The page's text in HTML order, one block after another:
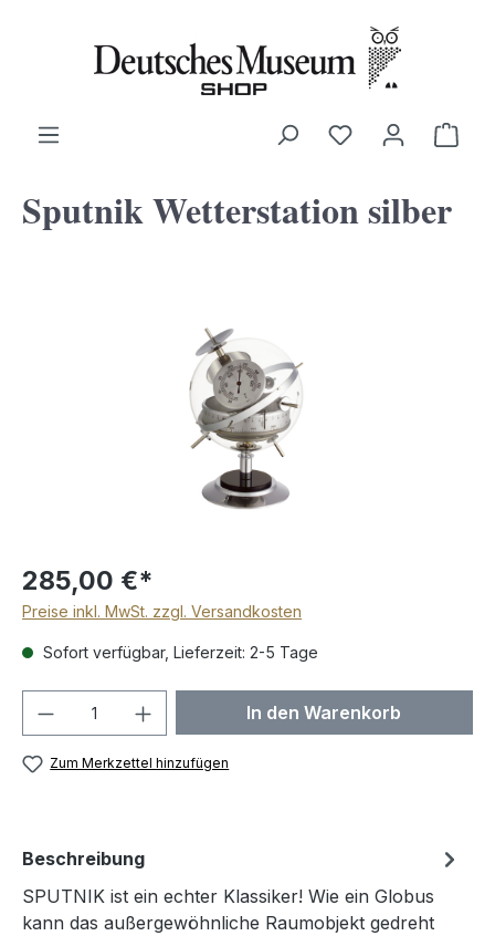
Sputnik Wetterstation silber
285,00 €*
Preise inkl. MwSt. zzgl. Versandkosten
Sofort verfügbar, Lieferzeit: 2-5 Tage
Produkt Anzahl: Gib denIn den Warenkorb
Zum Merkzettel hinzufügen
Beschreibung
SPUTNIK ist ein echter Klassiker! Wie ein Globus
kann das außergewöhnliche Raumobjekt gedreht